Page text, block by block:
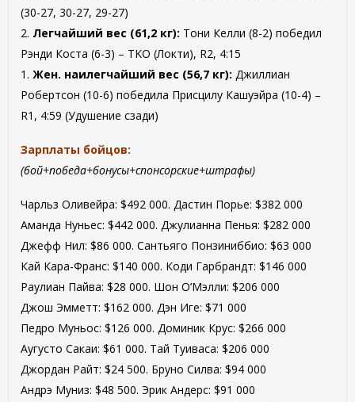
(30-27, 30-27, 29-27)
2. Легчайший вес (61,2 кг): Тони Келли (8-2) победил
Рэнди Коста (6-3) – TKO (Локти), R2, 4:15
1.Жен. наилегчайший вес (56,7 кг): Джиллиан
Робертсон (10-6) победила Присцилу Кашуэйра (10-4) –
R1, 4:59 (Удушение сзади)
Зарплаты бойцов:
(бой+победа+бонусы+спонсорские+штрафы)
Чарльз Оливейра: $492 000. Дастин Порье: $382 000
Аманда Нуньес: $442 000. Джулианна Пенья: $282 000
Джефф Нил: $86 000. Сантьяго Понзиниббио: $63 000
Кай Кара-Франс: $140 000. Коди Гарбрандт: $146 000
Раулиан Пайва: $28 000. Шон О’Мэлли: $206 000
Джош Эмметт: $162 000. Дэн Иге: $71 000
Педро Муньос: $126 000. Доминик Крус: $266 000
Аугусто Сакаи: $61 000. Тай Туиваса: $206 000
Джордан Райт: $24 500. Бруно Силва: $94 000
Андрэ Муниз: $48 500. Эрик Андерс: $91 000